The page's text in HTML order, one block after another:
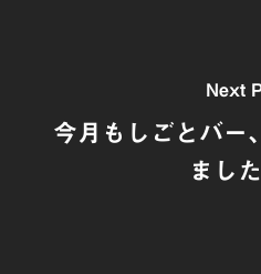
Next
今月もしごとバー
まし